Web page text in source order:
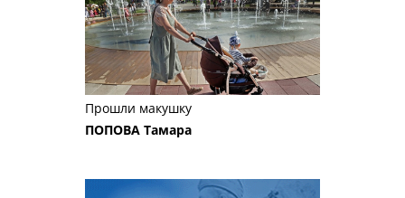
Прошли макушку
ПОПОВА Тамара